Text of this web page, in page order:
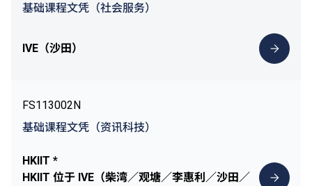
基础课程文凭（社会服务）
IVE（沙田）
FS113002N
基础课程文凭（资讯科技）
HKIIT *
HKIIT 位于 IVE（柴湾／观塘／李惠利／沙田／